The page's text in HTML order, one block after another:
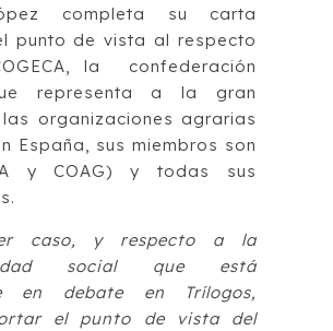
completa su carta
punto de vista al respecto
la confederación
representa a la gran
organizaciones agrarias
España, sus miembros son
y COAG) y todas sus
caso, y respecto a la
social que está
en debate en Trílogos,
el punto de vista del